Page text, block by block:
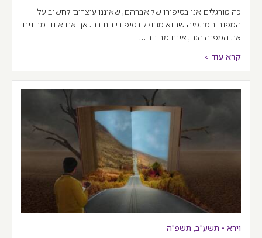
כה מורגלים אנו בסיפורו של אברהם, שאיננו עוצרים לחשוב על
המפנה המתמיה שהוא מחולל בסיפורי התורה. אך אם איננו מבינים
את המפנה הזה, איננו מבינים…
קרא עוד >
וירא • תשע"ב, תשפ"ה